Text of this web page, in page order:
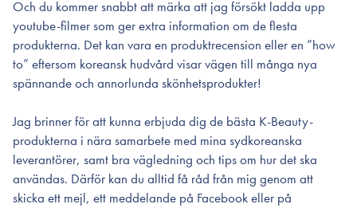
Och du kommer snabbt att märka att jag försökt ladda upp
youtube-filmer som ger extra information om de flesta
produkterna. Det kan vara en produktrecension eller en ”how
to” eftersom koreansk hudvård visar vägen till många nya
spännande och annorlunda skönhetsprodukter!
Jag brinner för att kunna erbjuda dig de bästa K-Beauty-
produkterna i nära samarbete med mina sydkoreanska
leverantörer, samt bra vägledning och tips om hur det ska
användas. Därför kan du alltid få råd från mig genom att
skicka ett mejl, ett meddelande på Facebook eller på